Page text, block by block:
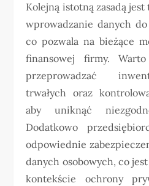
Kolejną istotną zasadą
wprowadzanie danych
co pozwala na bieżące
finansowej firmy.
przeprowadzać
trwałych oraz
aby uniknąć
Dodatkowo
odpowiednie
danych osobowych, co
kontekście ochrony